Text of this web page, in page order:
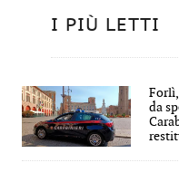
I PIÙ LETTI
da